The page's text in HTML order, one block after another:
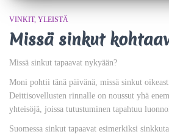
VINKIT YLEISTÄ
Missä sinkut
Missä sinkut tapaavat nykyään?
Moni pohtii tänä päivänä, missä sinkut
Deittisovellusten rinnalle on noussut yhä
yhteisöjä, joissa tutustuminen tapahtuu
Suomessa sinkut tapaavat esimerkiksi